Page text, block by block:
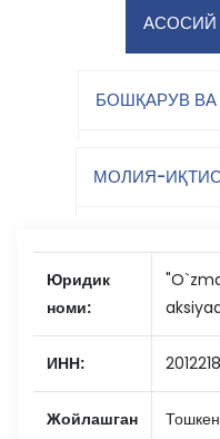
БОШҚАРУВ ВА
МОЛИЯ-
Юридик
номи:
ИНН:
Жойлашган